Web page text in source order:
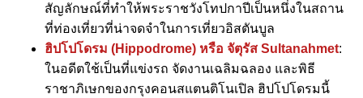
สัญลักษณ์ที่ทำให้พระราชวังโทปกาปีเป็นหนึ่งในสถาน
ที่ท่องเที่ยวที่น่าจดจำในการเที่ยวอิสตันบูล
ฮิปโปโดรม (Hippodrome) หรือ จัตุรัส Sultanahmet:
ในอดีตใช้เป็นที่แข่งรถ จัดงานเฉลิมฉลอง และพิธี
ราชาภิเษกของกรุงคอนสแตนติโนเปิล ฮิปโปโดรมนี้